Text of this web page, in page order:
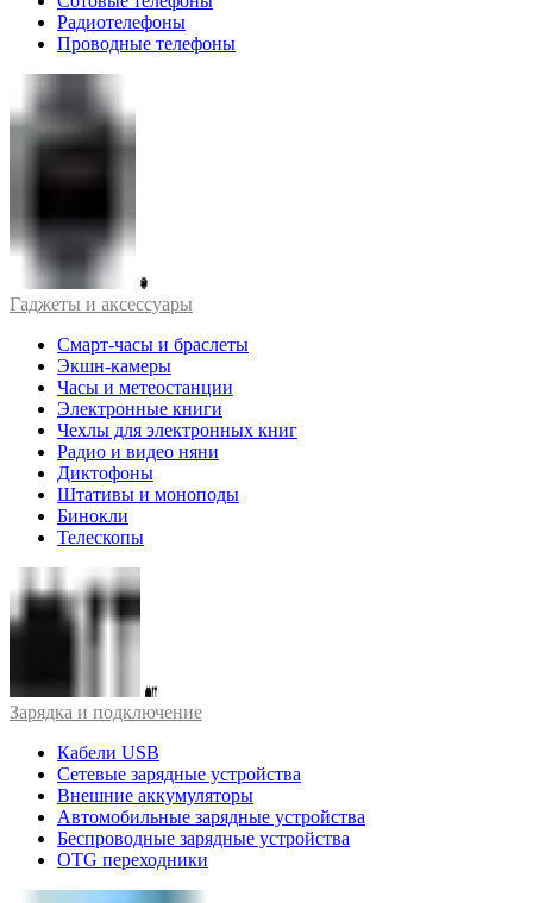
Радиотелефоны
Проводные телефоны
Гаджеты и аксессуары
Смарт-часы и браслеты
Экшн-камеры
Часы и метеостанции
Электронные книги
Чехлы для электронных книг
Радио и видео няни
Диктофоны
Штативы и моноподы
Бинокли
Телескопы
Зарядка и подключение
Кабели USB
Сетевые зарядные устройства
Внешние аккумуляторы
Автомобильные зарядные устройства
Беспроводные зарядные устройства
OTG переходники